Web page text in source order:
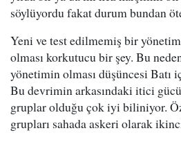
söylüyordu fakat durum bundan
Yeni ve test edilmemiş bir
olması korkutucu bir şey. Bu
yönetimin olması düşüncesi Batı
Bu devrimin arkasındaki itici
gruplar olduğu çok iyi biliniyor.
grupları sahada askeri olarak